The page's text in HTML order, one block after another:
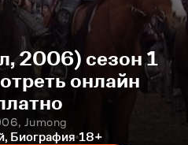
2006) сезон 1
онлайн
Jumong
Биография 18+